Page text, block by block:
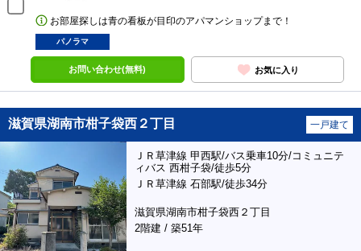
お部屋探しは青の看板が目印のアパマンショップまで！
パノラマ
お問い合わせ(無料) お気に入り
滋賀県湖南市柑子袋西２丁目 一戸建て
ＪＲ草津線 甲西駅/バス乗車10分/コミュニテ
ィバス 西柑子袋/徒歩5分
ＪＲ草津線 石部駅/徒歩34分
滋賀県湖南市柑子袋西２丁目
2階建 / 築51年